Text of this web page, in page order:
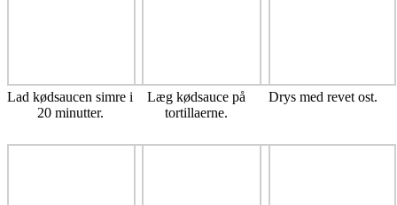
Lad kødsaucen simre i
20 minutter.
Læg kødsauce på
tortillaerne.
Drys med revet ost.